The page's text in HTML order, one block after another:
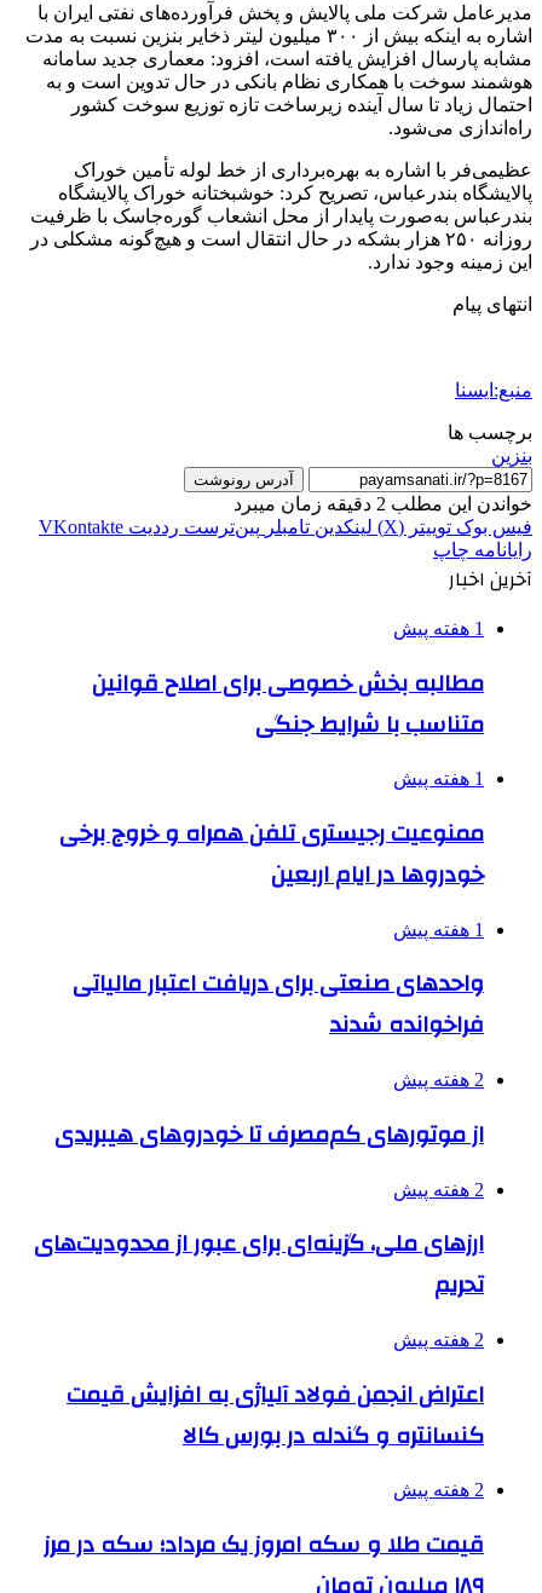
مدیرعامل شرکت ملی پالایش و پخش فرآورده‌های نفتی ایران با
اشاره به اینکه بیش از ۳۰۰ میلیون لیتر ذخایر بنزین نسبت به مدت
مشابه پارسال افزایش یافته است، افزود: معماری جدید سامانه
هوشمند سوخت با همکاری نظام بانکی در حال تدوین است و به
احتمال زیاد تا سال آینده زیرساخت تازه توزیع سوخت کشور
راه‌اندازی می‌شود.
عظیمی‌فر با اشاره به بهره‌برداری از خط لوله تأمین خوراک
پالایشگاه بندرعباس، تصریح کرد: خوشبختانه خوراک پالایشگاه
بندرعباس به‌صورت پایدار از محل انشعاب گوره‌جاسک با ظرفیت
روزانه ۲۵۰ هزار بشکه در حال انتقال است و هیچ‌گونه مشکلی در
این زمینه وجود ندارد.
انتهای پیام
منبع:ایسنا
برچسب ها
بنزين
آدرس رونوشت
خواندن این مطلب 2 دقیقه زمان میبرد
فیس بوک توییتر (X) لینکدین ‫تامبلر ‫پین‌ترست ‫رددیت ‫VKontakte
رایانامه چاپ
آخرین اخبار
1 هفته پیش
مطالبه بخش خصوصی برای اصلاح قوانین
متناسب با شرایط جنگی
1 هفته پیش
ممنوعیت رجیستری تلفن همراه و خروج برخی
خودروها در ایام اربعین
1 هفته پیش
واحدهای صنعتی برای دریافت اعتبار مالیاتی
فراخوانده شدند
2 هفته پیش
از موتورهای کم‌مصرف تا خودروهای هیبریدی
2 هفته پیش
ارزهای ملی، گزینه‌ای برای عبور از محدودیت‌های
تحریم
2 هفته پیش
اعتراض انجمن فولاد آلیاژی به افزایش قیمت
کنسانتره و گندله در بورس کالا
2 هفته پیش
قیمت طلا و سکه امروز یک مرداد؛ سکه در مرز